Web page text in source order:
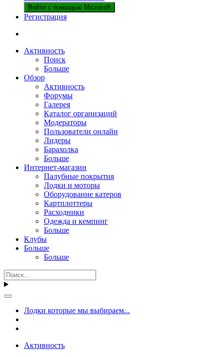
Войти с помощью Microsoft
Регистрация
Активность
Поиск
Больше
Обзор
Активность
Форумы
Галерея
Каталог организаций
Модераторы
Пользователи онлайн
Лидеры
Барахолка
Больше
Интернет-магазин
Палубные покрытия
Лодки и моторы
Оборудование катеров
Картплоттеры
Расходники
Одежда и кемпинг
Больше
Клубы
Больше
Больше
Лодки которые мы выбираем...
Активность